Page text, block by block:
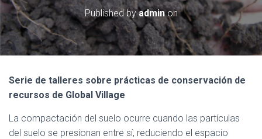
N
A
V
G
I
Published byadminon
Serie de talleres sobre prácticas de conservación de
recursos de Global Village
La compactación del suelo ocurre cuando las partículas
del suelo se presionan entre sí, reduciendo el espacio